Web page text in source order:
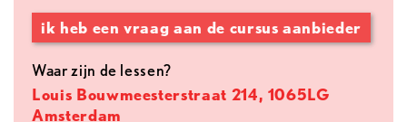
ik heb een vraag aan de cursus aanbieder
Waar zijn de lessen?
Louis Bouwmeesterstraat 214, 1065LG
Amsterdam